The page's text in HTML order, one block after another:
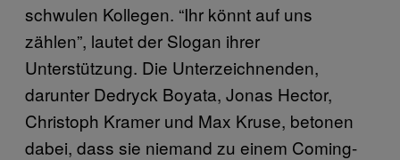
schwulen Kollegen. “Ihr könnt auf uns
zählen”, lautet der Slogan ihrer
Unterstützung. Die Unterzeichnenden,
darunter Dedryck Boyata, Jonas Hector,
Christoph Kramer und Max Kruse, betonen
dabei, dass sie niemand zu einem Coming-